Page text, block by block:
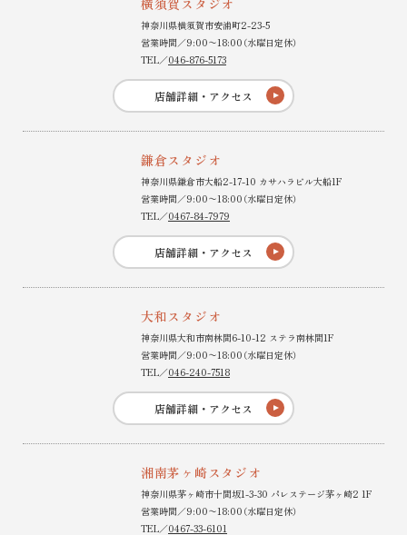
神奈川県横須賀市安浦町2-23-5
営業時間／9:00〜18:00（水曜日定休）
TEL／046-876-5173
店舗詳細・アクセス
鎌倉スタジオ
神奈川県鎌倉市大船2-17-10 カサハラビル大船1F
営業時間／9:00〜18:00（水曜日定休）
TEL／0467-84-7979
店舗詳細・アクセス
大和スタジオ
神奈川県大和市南林間6-10-12 ステラ南林間1F
営業時間／9:00〜18:00（水曜日定休）
TEL／046-240-7518
店舗詳細・アクセス
湘南茅ヶ崎スタジオ
神奈川県茅ヶ崎市十間坂1-3-30 パレステージ茅ヶ崎2 1F
営業時間／9:00〜18:00（水曜日定休）
TEL／0467-33-6101